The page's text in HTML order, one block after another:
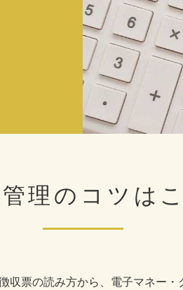
理のコツは
収票の読み方から、電子マネー